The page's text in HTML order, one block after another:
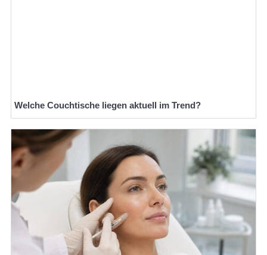
Welche Couchtische liegen aktuell im Trend?